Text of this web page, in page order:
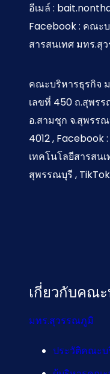
อีเมล์ :
Facebook : คณะ
สารสนเทศ มทร.
คณะบริหารธุรกิจ
เลขที่ 450 ถ.สุพร
อ.สามชุก จ.สุพรร
4012 , Facebook
เทคโนโลยีสารสน
สุพรรณบุรี ,
เกี่ยวกับคณ
มทร.สุวรรณภูมิ
ประวัติคณะบ